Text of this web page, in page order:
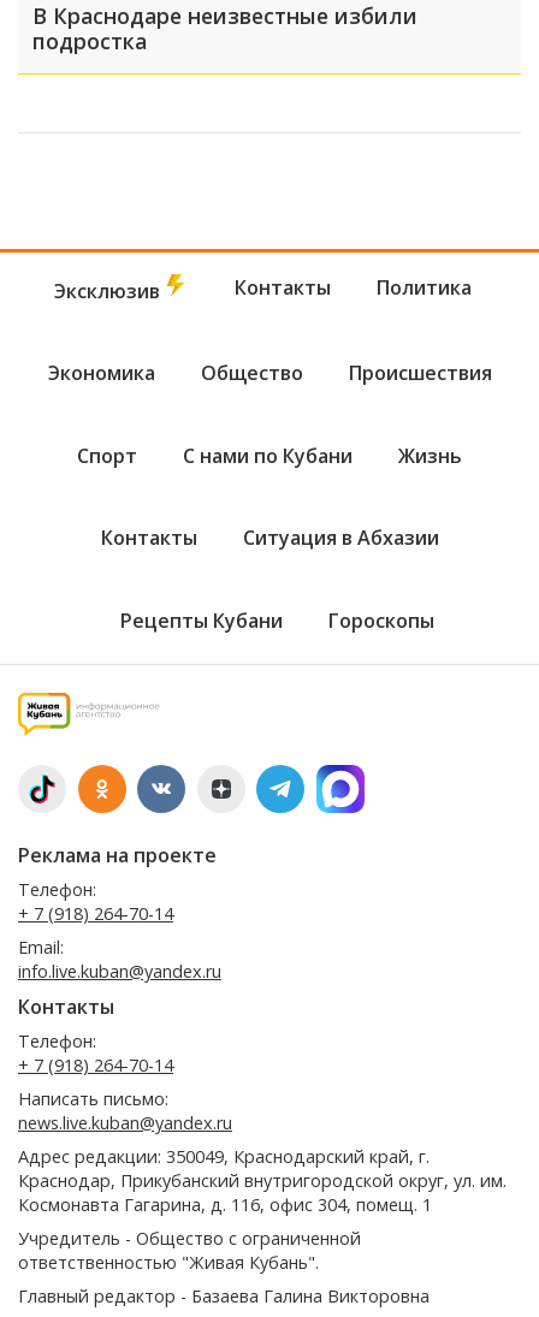
В Краснодаре неизвестные избили
подростка
Эксклюзив Контакты Политика
Экономика Общество Происшествия
Спорт С нами по Кубани Жизнь
Контакты Ситуация в Абхазии
Рецепты Кубани Гороскопы
Реклама на проекте
Телефон:
+ 7 (918) 264-70-14
Email:
info.live.kuban@yandex.ru
Контакты
Телефон:
+ 7 (918) 264-70-14
Написать письмо:
news.live.kuban@yandex.ru
Адрес редакции: 350049, Краснодарский край, г.
Краснодар, Прикубанский внутригородской округ, ул. им.
Космонавта Гагарина, д. 116, офис 304, помещ. 1
Учредитель - Общество с ограниченной
ответственностью "Живая Кубань".
Главный редактор - Базаева Галина Викторовна